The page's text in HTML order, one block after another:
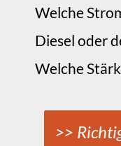
Welche
Diesel oder
Welche
>>